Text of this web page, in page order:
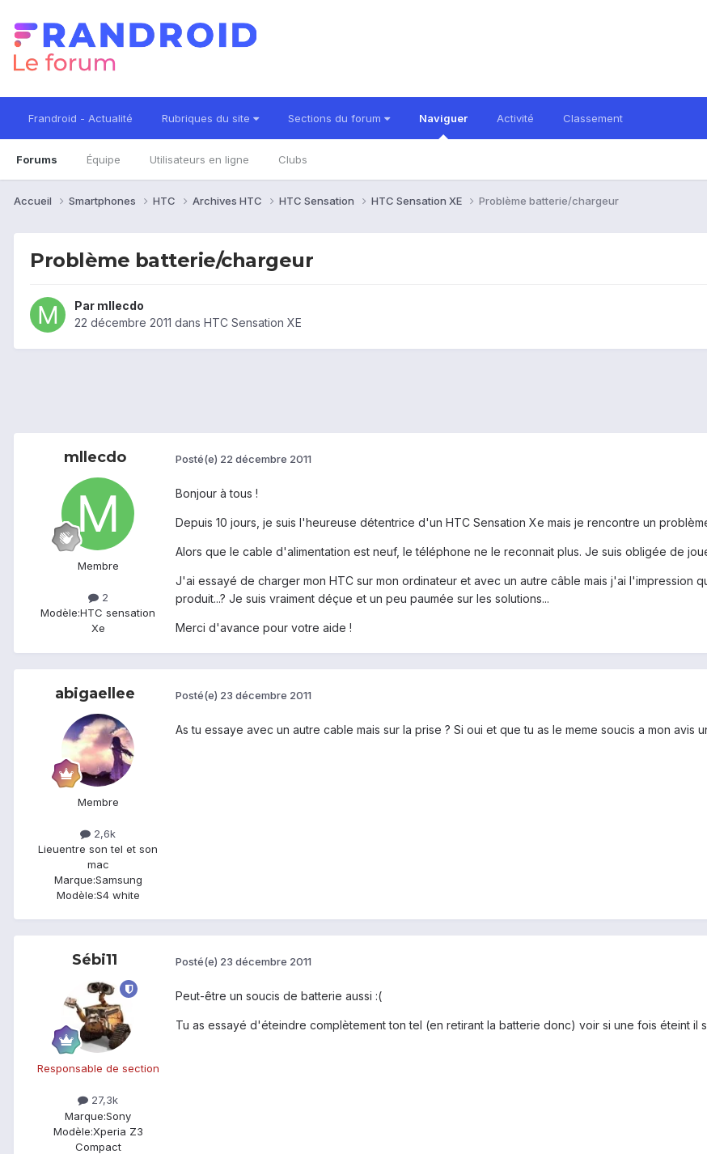
Frandroid - Actualité Rubriques du site Sections du forum Naviguer
Forums Équipe Utilisateurs en ligne Clubs
Activité Classement
Accueil Smartphones HTC Archives HTC HTC Sensation HTC Sensation XE Problème batterie/chargeur
Problème batterie/chargeur
Par mllecdo
22 décembre 2011 dans HTC Sensation XE
mllecdo
Membre
2
Modèle:HTC sensation
Xe
Posté(e) 22 décembre 2011
Bonjour à tous !
Depuis 10 jours, je suis l'heureuse détentrice d'un HTC Sensation Xe mais je rencontre un
Alors que le cable d'alimentation est neuf, le téléphone ne le reconnait plus. Je suis obligée de
J'ai essayé de charger mon HTC sur mon ordinateur et avec un autre câble mais j'ai l'impression
produit...? Je suis vraiment déçue et un peu paumée sur les solutions...
Merci d'avance pour votre aide !
abigaellee
Membre
2,6k
Lieuentre son tel et son
mac
Marque:Samsung
Modèle:S4 white
Posté(e) 23 décembre 2011
As tu essaye avec un autre cable mais sur la prise ? Si oui et que tu as le meme soucis a mon avis
Sébi11
Responsable de section
27,3k
Marque:Sony
Modèle:Xperia Z3
Compact
Posté(e) 23 décembre 2011
Peut-être un soucis de batterie aussi :(
Tu as essayé d'éteindre complètement ton tel (en retirant la batterie donc) voir si une fois éteint il